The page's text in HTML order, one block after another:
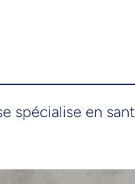
spécialise en